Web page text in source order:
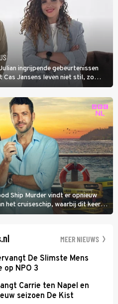
ingrijpende gebeurtenissen
Cas Jansens leven niet stil, zo
Ship Murder vindt er opnieuw
het cruiseschip, waarbij dit keer
is en kapitein Marlowe de dader
MEER NIEUWS
De Slimste Mens
op NPO 3
Carrie ten Napel en
seizoen De Kist